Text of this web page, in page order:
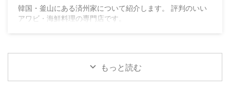
韓国・釜山にある済州家について紹介します。 評判のいい
アワビ・海鮮料理の専門店です。
もっと読む